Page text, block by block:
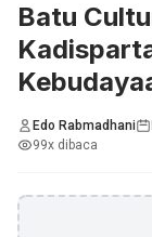
Batu
Edo Rabmadhani
99x dibaca